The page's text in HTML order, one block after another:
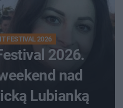
FESTIVAL 2026
2026.
nad
Lubianką